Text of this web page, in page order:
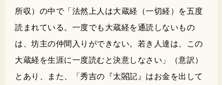
所収）の中で「法然上人は大蔵経（一切経）を五度
読まれている。一度でも大蔵経を通読しないもの
は、坊主の仲間入りができない。若き人達は、この
大蔵経を生涯に一度読むと決意しなさい」（意訳）
とあり、また、「秀吉の『太閤記』はお金を出して